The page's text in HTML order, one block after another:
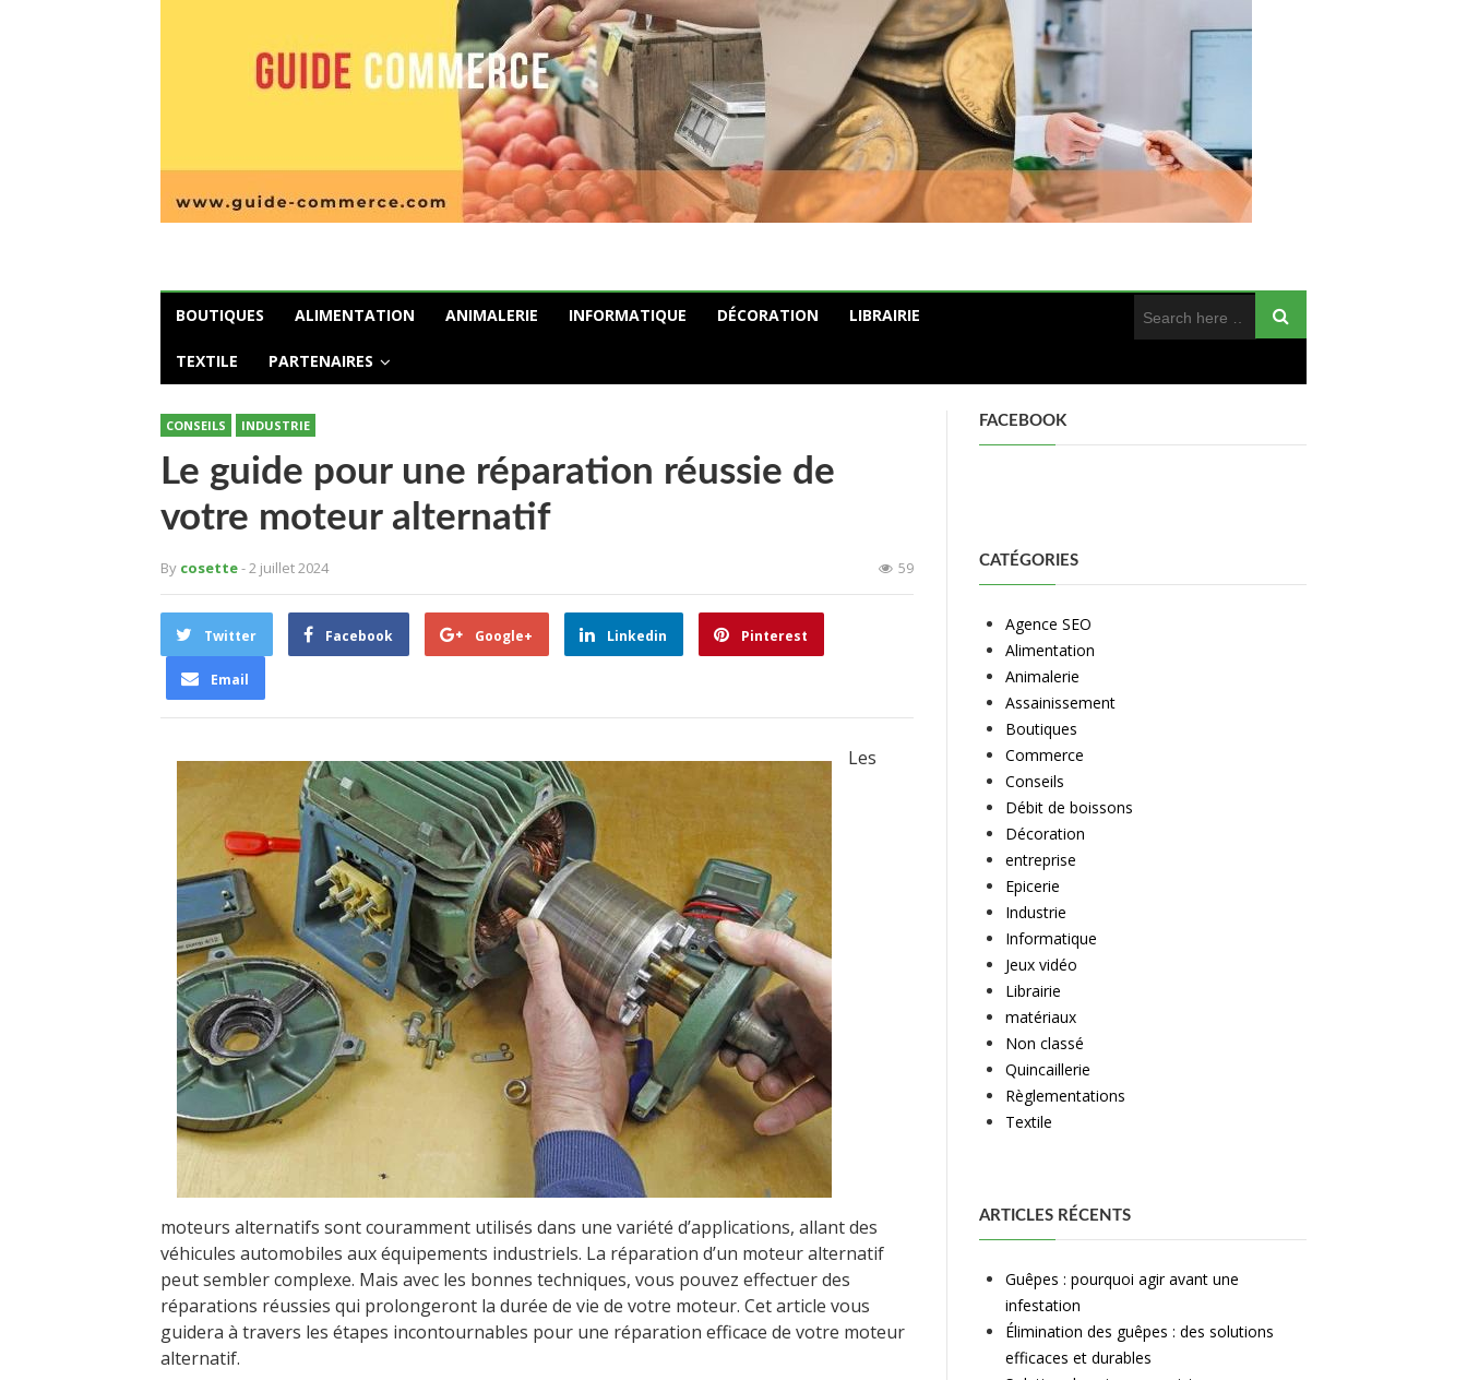
BOUTIQUES ALIMENTATION ANIMALERIE INFORMATIQUE DÉCORATION LIBRAIRIE
TEXTILE PARTENAIRES
CONSEILS INDUSTRIE
Le guide pour une réparation réussie de
votre moteur alternatif
By cosette- 2 juillet 2024 59
Twitter Facebook Google+ Linkedin Pinterest
Email
Les
moteurs alternatifs sont couramment utilisés dans une variété d’applications, allant des
véhicules automobiles aux équipements industriels. La réparation d’un moteur alternatif
peut sembler complexe. Mais avec les bonnes techniques, vous pouvez effectuer des
réparations réussies qui prolongeront la durée de vie de votre moteur. Cet article vous
guidera à travers les étapes incontournables pour une réparation efficace de votre moteur
alternatif.
FACEBOOK
CATÉGORIES
Agence SEO
Alimentation
Animalerie
Assainissement
Boutiques
Commerce
Conseils
Débit de boissons
Décoration
entreprise
Epicerie
Industrie
Informatique
Jeux vidéo
Librairie
matériaux
Non classé
Quincaillerie
Règlementations
Textile
ARTICLES RÉCENTS
Guêpes : pourquoi agir avant une
infestation
Élimination des guêpes : des solutions
efficaces et durables